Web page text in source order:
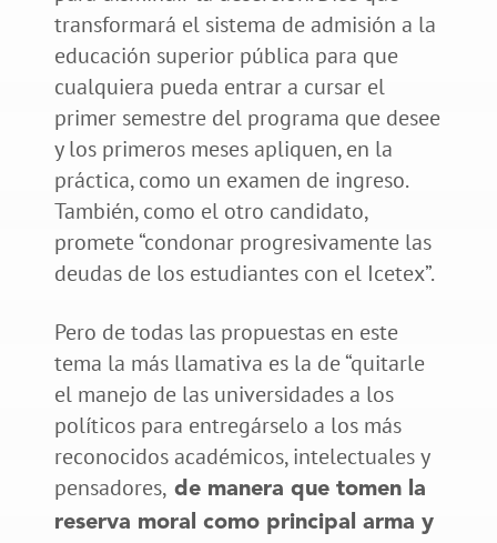
transformará el sistema de admisión a la
educación superior pública para que
cualquiera pueda entrar a cursar el
primer semestre del programa que desee
y los primeros meses apliquen, en la
práctica, como un examen de ingreso.
También, como el otro candidato,
promete “condonar progresivamente las
deudas de los estudiantes con el Icetex”.
Pero de todas las propuestas en este
tema la más llamativa es la de “quitarle
el manejo de las universidades a los
políticos para entregárselo a los más
reconocidos académicos, intelectuales y
pensadores, de manera que tomen la
reserva moral como principal arma y